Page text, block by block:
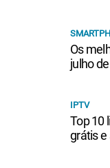
Os
julho
IPTV
Top 10
grátis e